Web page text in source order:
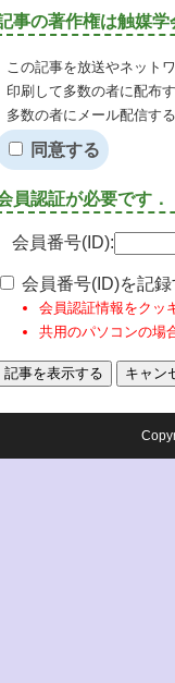
事の著作権は触媒学
この記事を放送やネット
印刷して多数の者に配布
多数の者にメール配信す
同意する
員認証が必要です．
会員番号(ID):
会員番号(ID)を記録
会員認証情報をクッ
共用のパソコンの場